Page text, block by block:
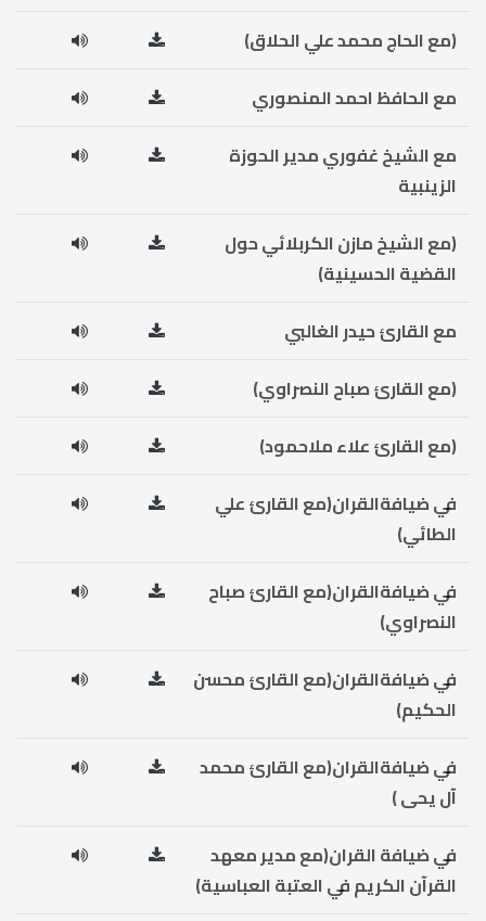
(مع الحاج محمد علي الحلاق)
مع الحافظ احمد المنصوري
مع الشيخ غفوري مدير الحوزة
الزينبية
(مع الشيخ مازن الكربلائي حول
القضية الحسينية)
مع القارئ حيدر الغالبي
(مع القارئ صباح النصراوي)
(مع القارئ علاء ملاحمود)
في ضيافةالقران(مع القارئ علي
الطائي)
في ضيافةالقران(مع القارئ صباح
النصراوي)
في ضيافةالقران(مع القارئ محسن
الحكيم)
في ضيافةالقران(مع القارئ محمد
آل يحى )
في ضيافة القران(مع مدير معهد
القرآن الكريم في العتبة العباسية)